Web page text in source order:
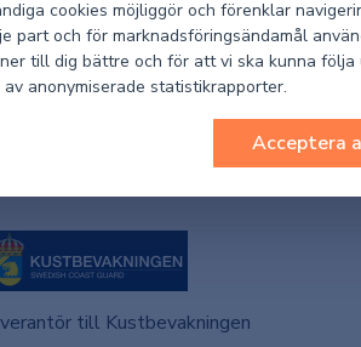
cookies möjliggör och förenklar
part och för marknadsföringsändamål
till dig bättre och för att vi ska kunna följa
anonymiserade statistikrapporter.
Acceptera
till Kustbevakningen